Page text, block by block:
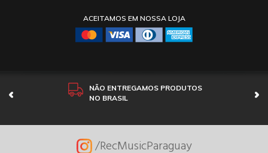
ACEITAMOS EM NOSSA LOJA
NÃO ENTREGAMOS PRODUTOS
NO BRASIL
/RecMusicParaguay